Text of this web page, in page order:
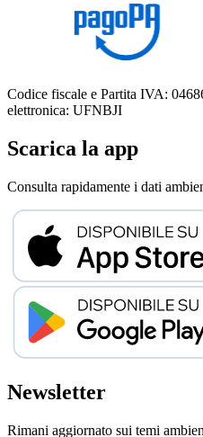
Codice fiscale e Partita IVA:
elettronica: UFNBJI
Scarica la app
Consulta rapidamente i dati
Newsletter
Rimani aggiornato sui temi